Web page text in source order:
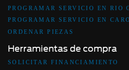
PROGRAMAR SERVICIO EN RIO
PROGRAMAR SERVICIO EN
ORDENAR PIEZAS
Herramientas de compra
SOLICITAR FINANCIAMIENTO